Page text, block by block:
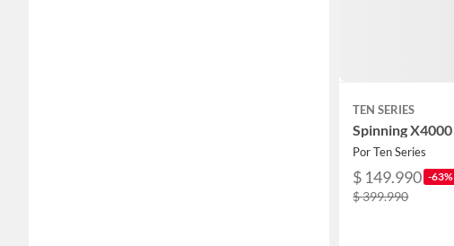
TEN SERIES
Spinning X4000
Por Ten Series
$ 149.990 -63%
$ 399.990